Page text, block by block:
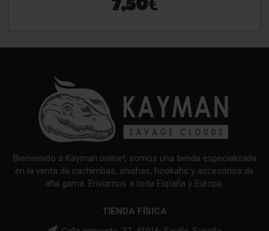
7,50
Bienvenido a Kayman.online!, somos una tienda especializada
en la venta de cachimbas, shishas, hookahs y accesorios de
alta gama. Enviamos a toda España y Europa.
TIENDA FÍSICA